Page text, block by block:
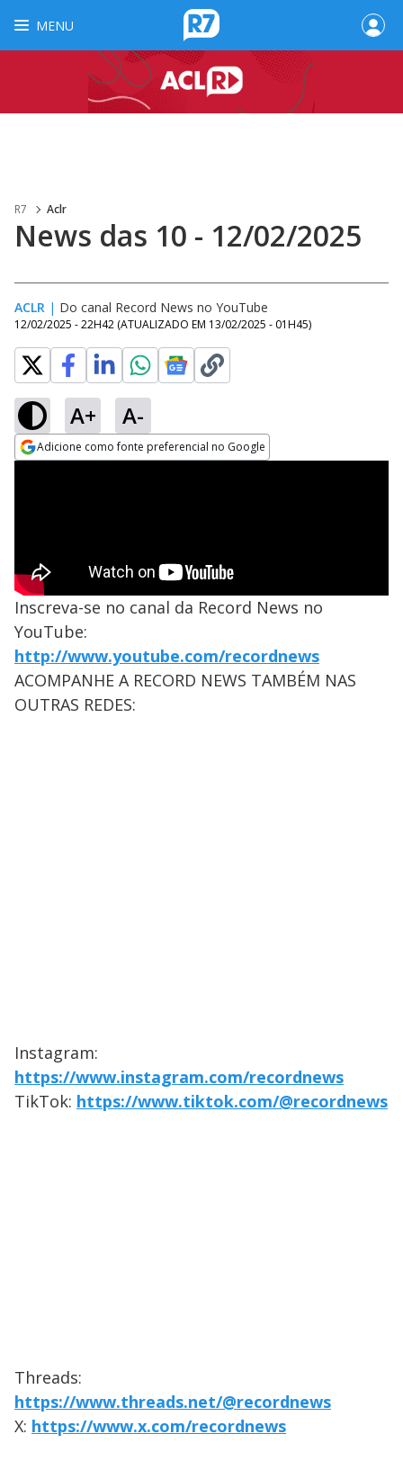
MENU
R7 Aclr
News das 10 - 12/02/2025
ACLR | Do canal Record News no YouTube
12/02/2025 - 22H42 (ATUALIZADO EM 13/02/2025 - 01H45)
A+ A-
Adicione como fonte preferencial no Google
Inscreva-se no canal da Record News no
YouTube:
http://www.youtube.com/recordnews
ACOMPANHE A RECORD NEWS TAMBÉM NAS
OUTRAS REDES:
Instagram:
https://www.instagram.com/recordnews
TikTok: https://www.tiktok.com/@recordnews
Threads:
https://www.threads.net/@recordnews
X: https://www.x.com/recordnews